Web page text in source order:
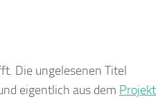
Die ungelesenen Titel
eigentlich aus dem Projekt